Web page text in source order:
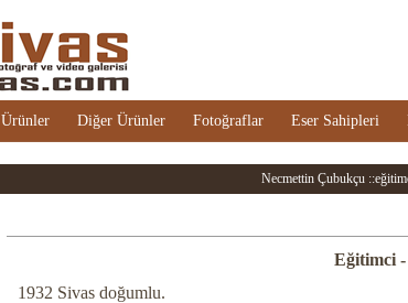
Ürünler Diğer Ürünler Fotoğraflar Eser Sahipleri
Necmettin Çubukçu
Eğitimci -
1932 Sivas doğumlu.